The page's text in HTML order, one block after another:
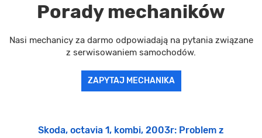
Porady mechaników
Nasi mechanicy za darmo odpowiadają na pytania związane
z serwisowaniem samochodów.
ZAPYTAJ MECHANIKA
Skoda, octavia 1, kombi, 2003r: Problem z